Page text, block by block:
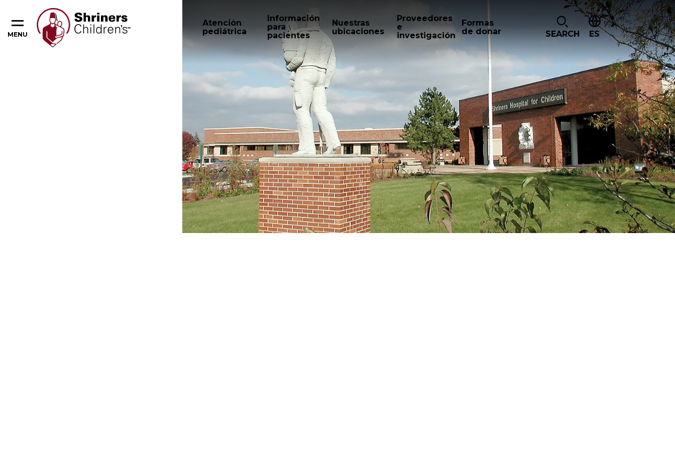
MENU
Atención
pediátrica
Información
para
pacientes
Nuestras
ubicaciones
Proveedores
e
investigación
Formas
de donar
SEARCH ES